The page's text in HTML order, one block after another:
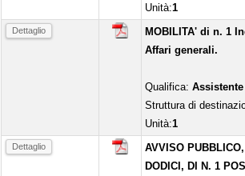
Unità:1
Dettaglio
MOBILITA' di n. 1
Affari generali.
Qualifica: Assistente
Struttura di
Unità:1
Dettaglio
AVVISO
DODICI, DI N. 1